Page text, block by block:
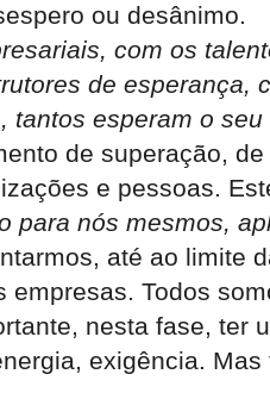
ou desânimo.
com os
de esperança,
tantos esperam o
de superação,
e pessoas.
para nós mesmos,
até ao limite
empresas. Todos
nesta fase, ter
exigência.